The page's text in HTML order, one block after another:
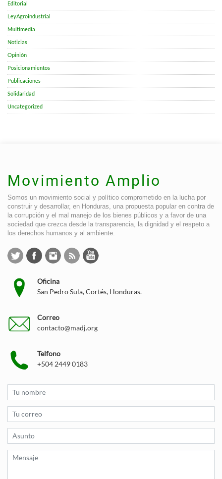
Editorial
LeyAgroindustrial
Multimedia
Noticias
Opinión
Posicionamientos
Publicaciones
Solidaridad
Uncategorized
Movimiento Amplio
Somos un movimiento social y político comprometido en la lucha por
construir y desarrollar, en Honduras, una propuesta popular en contra de
la corrupción y el mal manejo de los bienes públicos y a favor de una
sociedad que crezca desde la transparencia, la dignidad y el respeto a
los derechos humanos y al ambiente.
Oficina
San Pedro Sula, Cortés, Honduras.
Correo
contacto@madj.org
Telfono
+504 2449 0183